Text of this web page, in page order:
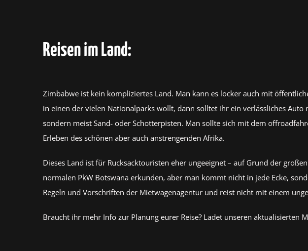
Reisen im Land:
Zimbabwe ist kein kompliziertes Land. Man kann es locker auch mit
in einen der vielen Nationalparks wollt, dann solltet ihr ein verlässliches
sondern meist Sand- oder Schotterpisten. Man sollte sich mit dem
Erleben des schönen aber auch anstrengenden Afrika.
Dieses Land ist für Rucksacktouristen eher ungeeignet – auf Grund der
normalen PkW Botswana erkunden, aber man kommt nicht in jede Ecke,
Regeln und Vorschriften der Mietwagenagentur und reist nicht mit einem
Braucht ihr mehr Info zur Planung eurer Reise? Ladet unseren